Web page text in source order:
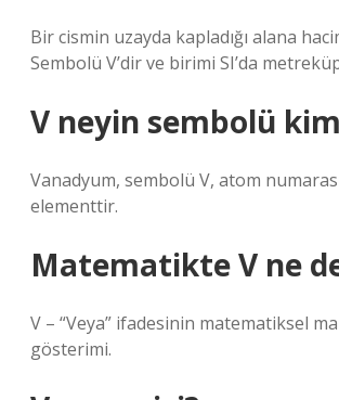
Bir cismin uzayda kapladığı alana
Sembolü V’dir ve birimi SI’da
V neyin sembolü
Vanadyum, sembolü V, atom
elementtir.
Matematikte V ne
V – “Veya” ifadesinin matematiksel
gösterimi.